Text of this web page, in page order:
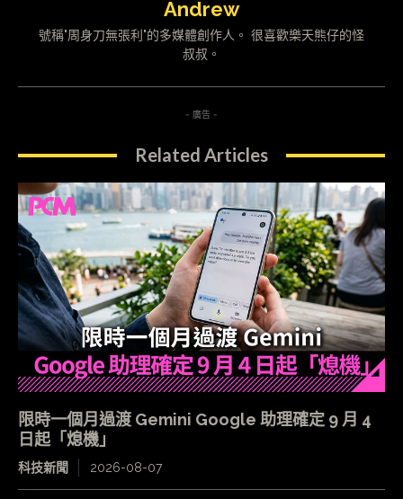
Andrew
號稱"周身刀無張利"的多媒體創作人。 很喜歡樂天熊仔的怪
叔叔。
- 廣告 -
Related Articles
限時一個月過渡 Gemini Google 助理確定 9 月 4
日起「熄機」
科技新聞 2026-08-07